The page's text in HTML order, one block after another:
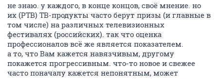
не знаю. у каждого, в конце концов, своё мнение. но
их (РТВ) ТВ-продукты часто берут призы (и главные в
том числе) на различных телевизионных
фестивалях (российских). так что оценка
профессионалов всё же является показателем.
а то, что Вам кажется навязчивым, другому
покажется прогрессивным. что-то новое и свежее
часто поначалу кажется непонятным, может